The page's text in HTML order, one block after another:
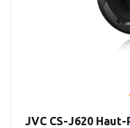
JVC CS-J620